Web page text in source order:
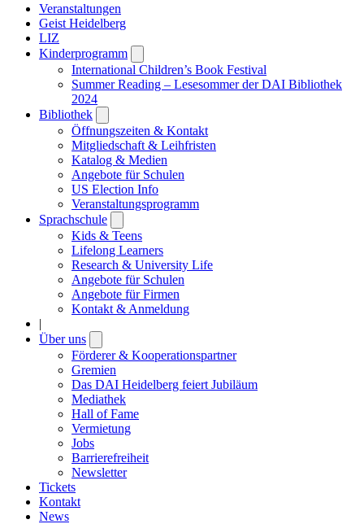
Veranstaltungen
Geist Heidelberg
LIZ
Kinderprogramm
submenu
International Children’s Book Festival
Summer Reading – Lesesommer der DAI Bibliothek
2024
Bibliothek
submenu
Öffnungszeiten & Kontakt
Mitgliedschaft & Leihfristen
Katalog & Medien
Angebote für Schulen
US Election Info
Veranstaltungsprogramm
Sprachschule
submenu
Kids & Teens
Lifelong Learners
Research & University Life
Angebote für Schulen
Angebote für Firmen
Kontakt & Anmeldung
|
Über uns
submenu
Förderer & Kooperationspartner
Gremien
Das DAI Heidelberg feiert Jubiläum
Mediathek
Hall of Fame
Vermietung
Jobs
Barrierefreiheit
Newsletter
Tickets
Kontakt
News